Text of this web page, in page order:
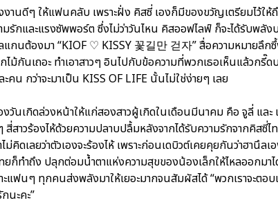
นดีๆ ให้แฟนคลับ เพราะฝั่ง คิสซี่ เองก็มีของขวัญเตรียมไว้ให้
รักและแรงซัพพอร์ต ซึ่งไม่ว่าวันไหน คิสออฟไลฟ์ ก็จะได้รับพลั
กนต้องมา “KIOF ♡ KISSY 꽃길만 걷자” สื่อความหมายลึก
ไม้กันเถอะ ทำเอาสาวๆ อินไปกับข้อความที่พวกเธอเห็นแล้วกรี๊
น กว่าจะมาเป็น KISS OF LIFE นั้นไม่ใช่ง่ายๆ เลย
วันเกิดล่วงหน้าให้แก่สองสาวผู้เกิดในเดือนมีนาคม คือ จูลี่ และ
สี่สาวร้องไห้ด้วยความปลาบปลื้มหลังจากได้รับความรักจากคิสซี่
คิดเลยว่าตัวเองจะร้องไห้ เพราะก่อนเดบิวต์เคยคุยกันว่าฮานึล
ก็ทำถึง ปลุกต่อมน้ำตาแห่งความสุขของน้องเล็กให้ไหลออกมา
าะแฟนๆ ทุกคนส่งพลังมาให้เยอะมากจนสัมผัสได้ “พวกเราจะต
นะคะ”